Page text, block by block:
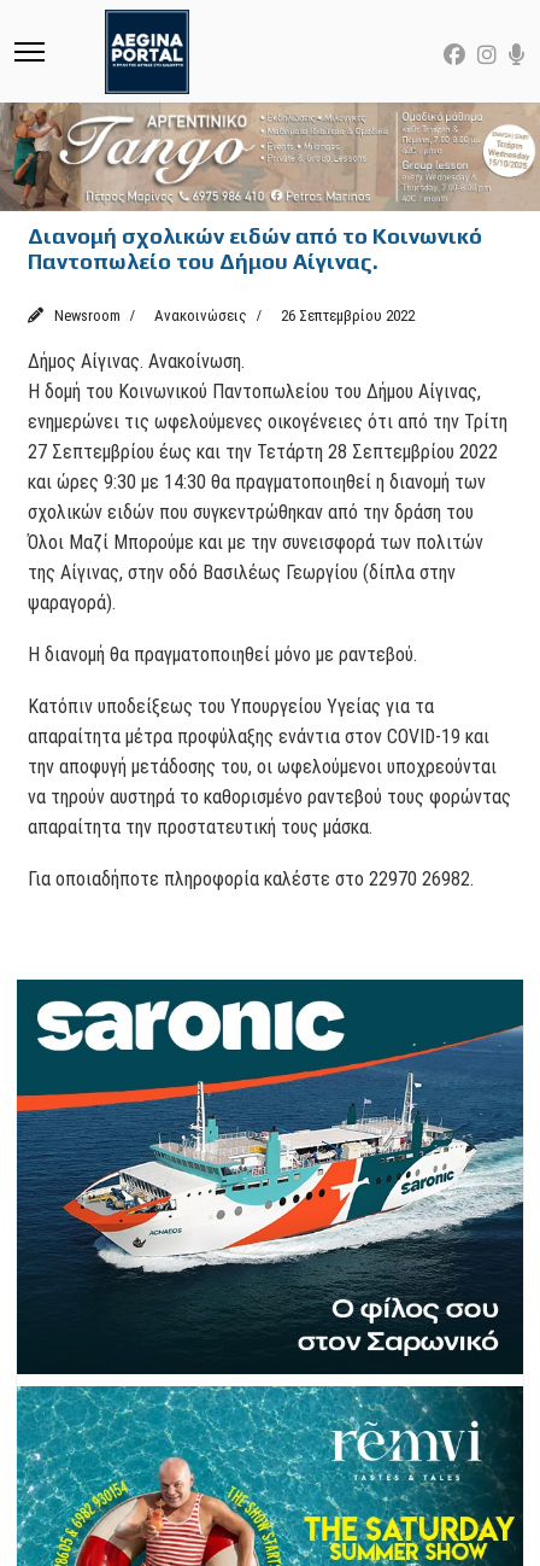
Διανομή σχολικών ειδών από το Κοινωνικό
Παντοπωλείο του Δήμου Αίγινας.
Newsroom Ανακοινώσεις 26 Σεπτεμβρίου 2022
Δήμος Αίγινας. Ανακοίνωση.
Η δομή του Κοινωνικού Παντοπωλείου του Δήμου Αίγινας,
ενημερώνει τις ωφελούμενες οικογένειες ότι από την Τρίτη
27 Σεπτεμβρίου έως και την Τετάρτη 28 Σεπτεμβρίου 2022
και ώρες 9:30 με 14:30 θα πραγματοποιηθεί η διανομή των
σχολικών ειδών που συγκεντρώθηκαν από την δράση του
Όλοι Μαζί Μπορούμε και με την συνεισφορά των πολιτών
της Αίγινας, στην οδό Βασιλέως Γεωργίου (δίπλα στην
ψαραγορά).
Η διανομή θα πραγματοποιηθεί μόνο με ραντεβού.
Κατόπιν υποδείξεως του Υπουργείου Υγείας για τα
απαραίτητα μέτρα προφύλαξης ενάντια στον COVID-19 και
την αποφυγή μετάδοσης του, οι ωφελούμενοι υποχρεούνται
να τηρούν αυστηρά το καθορισμένο ραντεβού τους φορώντας
απαραίτητα την προστατευτική τους μάσκα.
Για οποιαδήποτε πληροφορία καλέστε στο 22970 26982.